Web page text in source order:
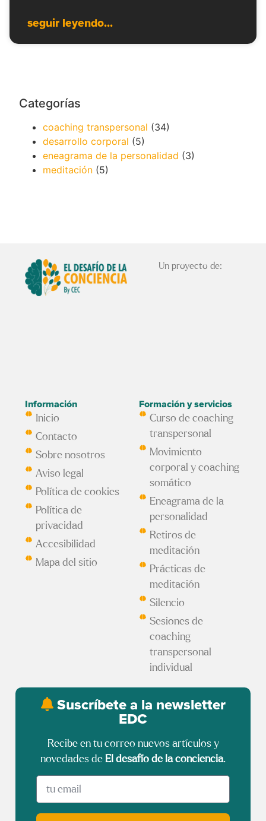
seguir leyendo...
Categorías
coaching transpersonal (34)
desarrollo corporal (5)
eneagrama de la personalidad (3)
meditación (5)
Un proyecto de:
Información
Inicio
Contacto
Sobre nosotros
Aviso legal
Política de cookies
Política de
privacidad
Accesibilidad
Mapa del sitio
Formación y servicios
Curso de coaching
transpersonal
Movimiento
corporal y coaching
somático
Eneagrama de la
personalidad
Retiros de
meditación
Prácticas de
meditación
Silencio
Sesiones de
coaching
transpersonal
individual
Suscríbete a la newsletter
EDC
Recibe en tu correo nuevos artículos y
novedades de El desafío de la conciencia.